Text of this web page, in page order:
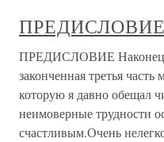
ПРЕДИСЛОВИЕ
ПРЕДИСЛОВИЕ Наконец-
законченная третья
которую я давно обещал
неимоверные трудности
счастливым.Очень